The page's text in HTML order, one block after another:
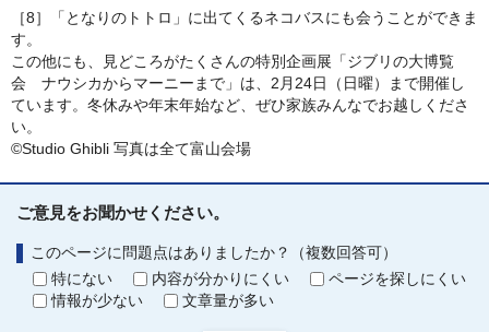
［8］「となりのトトロ」に出てくるネコバスにも会うことができま
す。
この他にも、見どころがたくさんの特別企画展「ジブリの大博覧
会 ナウシカからマーニーまで」は、2月24日（日曜）まで開催し
ています。冬休みや年末年始など、ぜひ家族みんなでお越しくださ
い。
©Studio Ghibli 写真は全て富山会場
ご意見をお聞かせください。
このページに問題点はありましたか？（複数回答可）
特にない
内容が分かりにくい
ページを探しにくい
情報が少ない
文章量が多い